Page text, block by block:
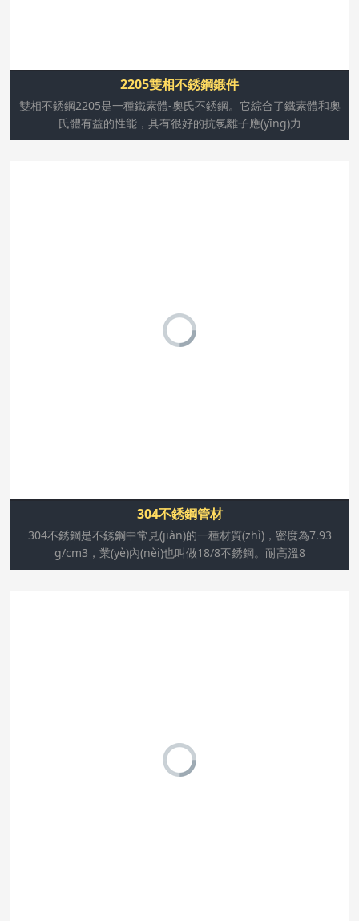
2205雙相不銹鋼鍛件
雙相不銹鋼2205是一種鐵素體-奧氏不銹鋼。它綜合了鐵素體和奧
氏體有益的性能，具有很好的抗氯離子應(yīng)力
7.93 g/cm3，業(yè)內(nèi)也叫做18/8不銹鋼。耐高溫
800℃，具有加工性能好，韌性高的特點(diǎn)，廣泛使用
304不銹鋼管材
304不銹鋼是不銹鋼中常見(jiàn)的一種材質(zhì)，密度為7.93
g/cm3，業(yè)內(nèi)也叫做18/8不銹鋼。耐高溫8
體不銹鋼。這個(gè)等級(jí)具有高強(qiáng)度、度(高達
(dá)300o C/572o F)和抗腐蝕等特性。經(jīng)過(guò)熱處
理后,產(chǎn)品的機(jī)械性能更加完善,可以達(dá)到高達